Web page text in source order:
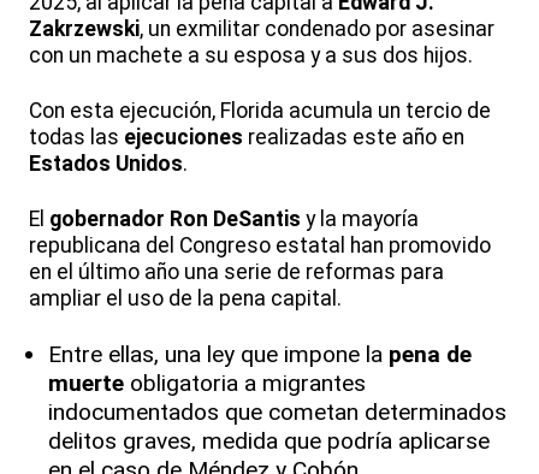
Zakrzewski, un exmilitar condenado por asesinar
con un machete a su esposa y a sus dos hijos.
Con esta ejecución, Florida acumula un tercio de
todas las ejecuciones realizadas este año en
Estados Unidos.
El gobernador Ron DeSantis y la mayoría
republicana del Congreso estatal han promovido
en el último año una serie de reformas para
ampliar el uso de la pena capital.
Entre ellas, una ley que impone la pena de
muerte obligatoria a migrantes
indocumentados que cometan determinados
delitos graves, medida que podría aplicarse